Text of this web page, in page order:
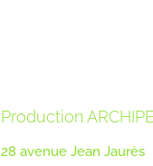
Production
28 avenue Jean Jaurès